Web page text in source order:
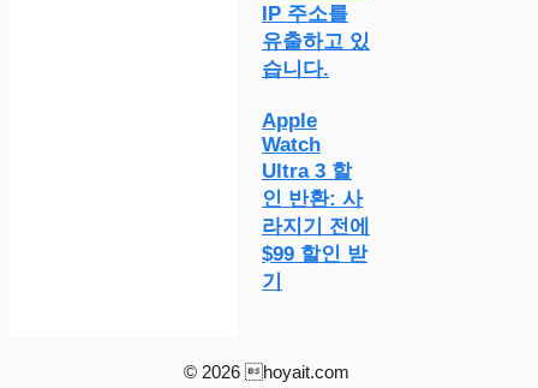
IP 주소를
유출하고 있
습니다.
Apple
Watch
Ultra 3 할
인 반환: 사
라지기 전에
$99 할인 받
기
© 2026 hoyait.com